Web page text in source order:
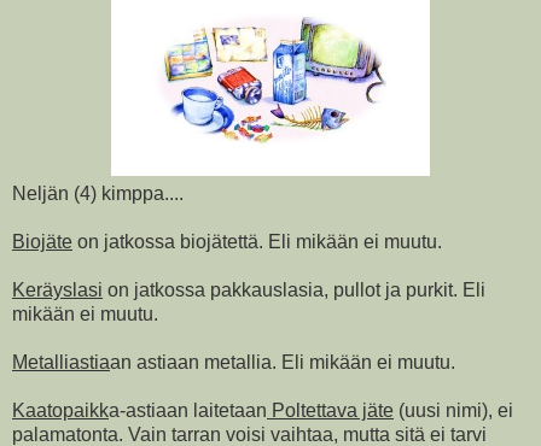
Neljän (4) kimppa....
Biojäte on jatkossa biojätettä. Eli mikään ei muutu.
Keräyslasi on jatkossa pakkauslasia, pullot ja purkit. Eli
mikään ei muutu.
Metalliastiaan astiaan metallia. Eli mikään ei muutu.
Kaatopaikka-astiaan laitetaan Poltettava jäte (uusi nimi), ei
palamatonta. Vain tarran voisi vaihtaa, mutta sitä ei tarvi